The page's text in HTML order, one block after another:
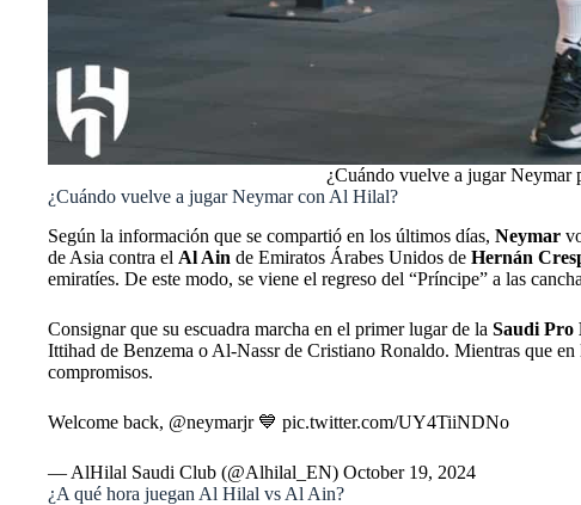
¿Cuándo vuelve a jugar
¿Cuándo vuelve a jugar Neymar con Al Hilal?
Según la información que se compartió en los últimos días, Neymar
de Asia contra el Al Ain de Emiratos Árabes Unidos de Hernán
emiratíes. De este modo, se viene el regreso del “Príncipe” a las
Consignar que su escuadra marcha en el primer lugar de la Saudi Pro
Ittihad de Benzema o Al-Nassr de Cristiano Ronaldo. Mientras que
compromisos.
Welcome back, @neymarjr💙 pic.twitter.com/UY4TiiNDNo
— AlHilal Saudi Club (@Alhilal_EN) October 19, 2024
¿A qué hora juegan Al Hilal vs Al Ain?